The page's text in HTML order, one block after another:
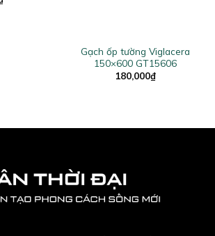
Gạch ốp tường Viglacera
150×600 GT15606
180,000₫